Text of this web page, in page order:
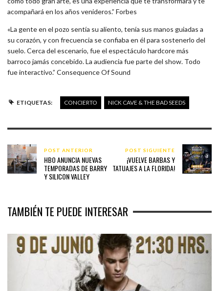
acompañará en los años venideros.” Forbes
«La gente en el pozo sentía su aliento, tenía sus manos guiadas a
su corazón, y con frecuencia se confiaba en él para sostenerlo del
suelo. Cerca del escenario, fue el espectáculo hardcore más
barroco jamás concebido. La audiencia fue parte del show. Todo
fue interactivo.” Consequence Of Sound
ETIQUETAS: CONCIERTO NICK CAVE & THE BAD SEEDS
POST ANTERIOR
HBO ANUNCIA NUEVAS
TEMPORADAS DE BARRY
Y SILICON VALLEY
POST SIGUIENTE
¡VUELVE BARBAS Y
TATUAJES A LA FLORIDA!
TAMBIÉN TE PUEDE INTERESAR